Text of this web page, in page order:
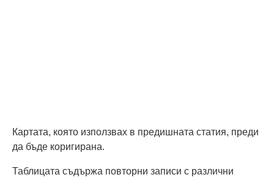
Картата, която използвах в предишната статия, преди
да бъде коригирана.
Таблицата съдържа повторни записи с различни